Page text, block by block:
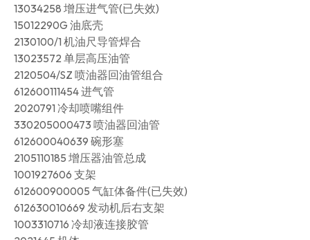
13034258 增压进气管(已失效)
15012290G 油底壳
2130100/1 机油尺导管焊合
13023572 单层高压油管
2120504/SZ 喷油器回油管组合
612600111454 进气管
2020791 冷却喷嘴组件
330205000473 喷油器回油管
612600040639 碗形塞
2105110185 增压器油管总成
1001927606 支架
612600900005 气缸体备件(已失效)
612630010669 发动机后右支架
1003310716 冷却液连接胶管